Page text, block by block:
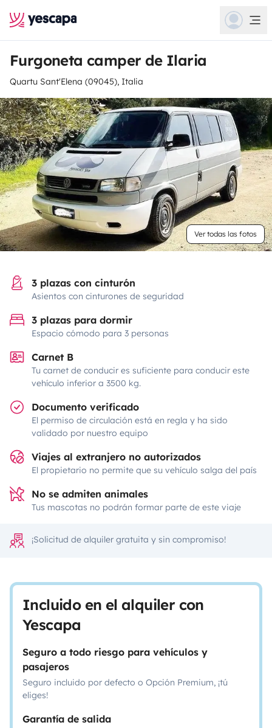
Furgoneta camper de Ilaria
Quartu Sant'Elena (09045), Italia
Ver todas las fotos
3 plazas con cinturón
Asientos con cinturones de seguridad
3 plazas para dormir
Espacio cómodo para 3 personas
Carnet B
Tu carnet de conducir es suficiente para conducir este
vehículo inferior a 3500 kg.
Documento verificado
El permiso de circulación está en regla y ha sido
validado por nuestro equipo
Viajes al extranjero no autorizados
El propietario no permite que su vehículo salga del país
No se admiten animales
Tus mascotas no podrán formar parte de este viaje
¡Solicitud de alquiler gratuita y sin compromiso!
Incluido en el alquiler con
Yescapa
Seguro a todo riesgo para vehículos y
pasajeros
Seguro incluido por defecto o Opción Premium, ¡tú
eliges!
Garantía de salida